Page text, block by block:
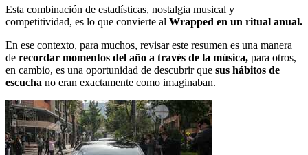
Esta combinación de estadísticas, nostalgia musical y
competitividad, es lo que convierte al Wrapped en un ritual anual.
En ese contexto, para muchos, revisar este resumen es una manera
de recordar momentos del año a través de la música, para otros,
en cambio, es una oportunidad de descubrir que sus hábitos de
escucha no eran exactamente como imaginaban.